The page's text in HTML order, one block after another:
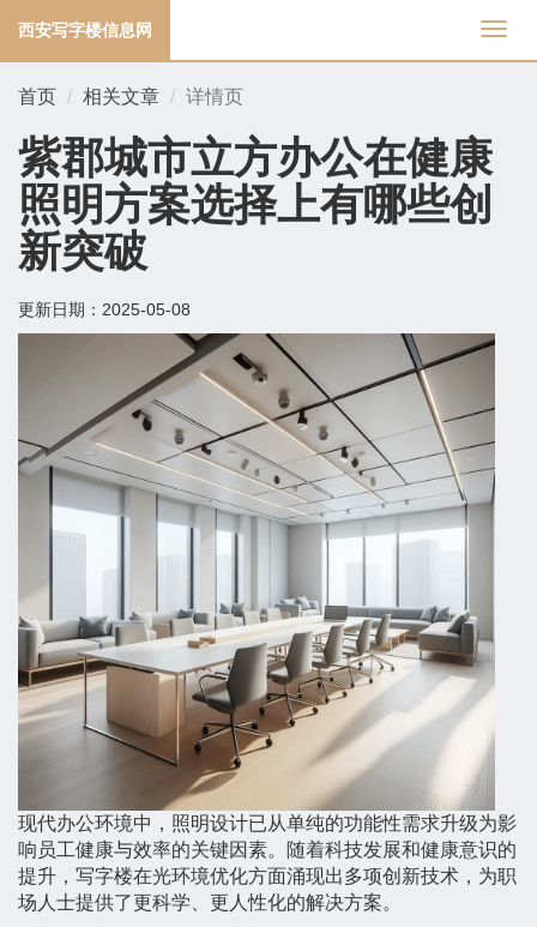
切
换
西安写字楼信息网
首页 相关文章 详情页
紫郡城市立方办公在健康
照明方案选择上有哪些创
新突破
更新日期： 2025-05-08
现代办公环境中，照明设计已从单纯的功能性需求升级为影
响员工健康与效率的关键因素。随着科技发展和健康意识的
提升，写字楼在光环境优化方面涌现出多项创新技术，为职
场人士提供了更科学、更人性化的解决方案。